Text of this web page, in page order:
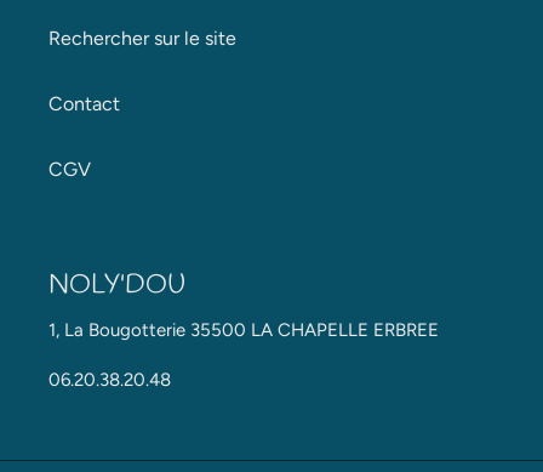
Rechercher sur le site
Contact
CGV
NOLY'DOU
1, La Bougotterie 35500 LA CHAPELLE ERBREE
06.20.38.20.48